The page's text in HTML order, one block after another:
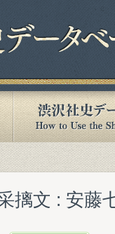
摛文 : 安藤